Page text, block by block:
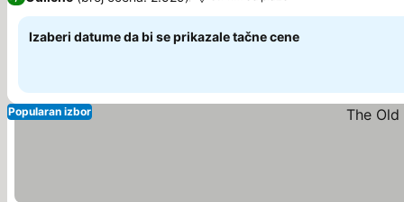
Izaberi datume da bi se prikazale tačne cene
Popularan izbor